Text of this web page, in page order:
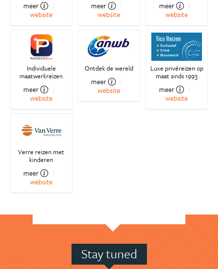
meer
website
meer
website
meer
website
Individuele
maatwerkreizen
meer
website
Ontdek de wereld
meer
website
Luxe privéreizen op
maat sinds 1993
meer
website
Verre reizen met
kinderen
meer
website
Stay tuned